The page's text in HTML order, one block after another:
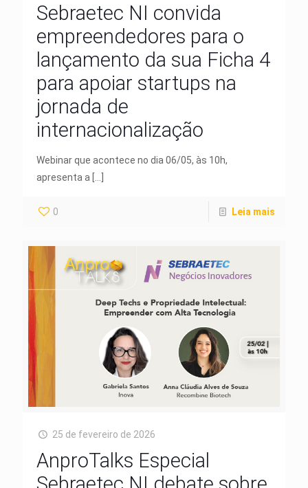
Sebraetec NI convida
empreendedores para o
lançamento da sua Ficha 4
para apoiar startups na
jornada de
internacionalização
Webinar que acontece no dia 06/05, às 10h,
apresenta a
0 Leia mais
25 de fevereiro de 2026
AnproTalks Especial